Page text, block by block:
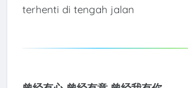
terhenti di tengah jalan